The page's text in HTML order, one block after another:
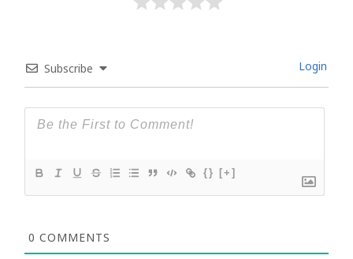
Subscribe Login
{} [+]
0 COMMENTS